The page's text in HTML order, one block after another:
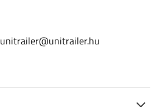
unitrailer@unitrailer.hu